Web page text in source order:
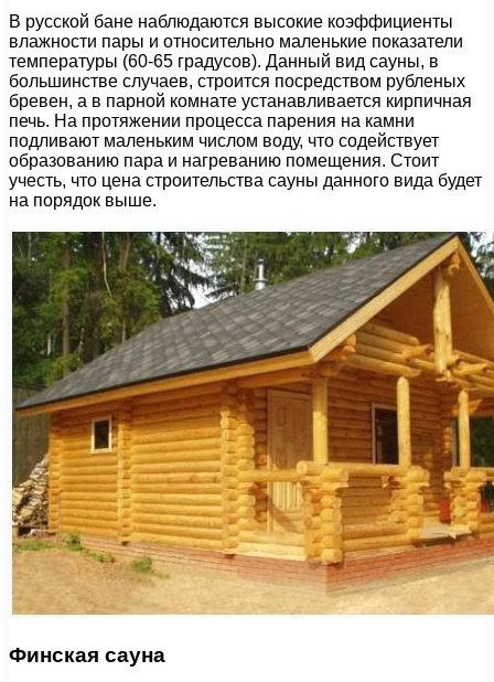
В русской бане наблюдаются высокие коэффициенты
влажности пары и относительно маленькие показатели
температуры (60-65 градусов). Данный вид сауны, в
большинстве случаев, строится посредством рубленых
бревен, а в парной комнате устанавливается кирпичная
печь. На протяжении процесса парения на камни
подливают маленьким числом воду, что содействует
образованию пара и нагреванию помещения. Стоит
учесть, что цена строительства сауны данного вида будет
на порядок выше.
Финская сауна